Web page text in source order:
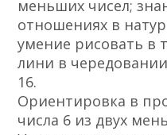
меньших чисел;
отношениях в
умение рисовать в
лини в
16.
Ориентировка в
числа 6 из двух